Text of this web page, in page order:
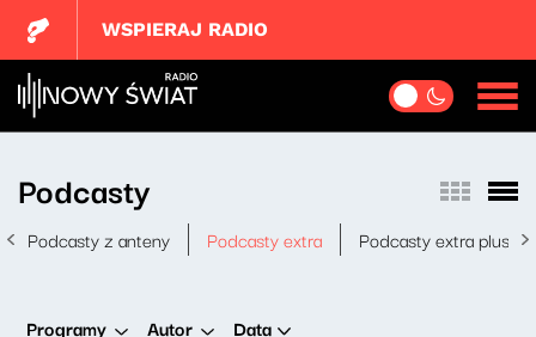
WSPIERAJ RADIO
Podcasty
Podcasty z anteny Podcasty extra Podcasty extra plus
Programy Autor Data